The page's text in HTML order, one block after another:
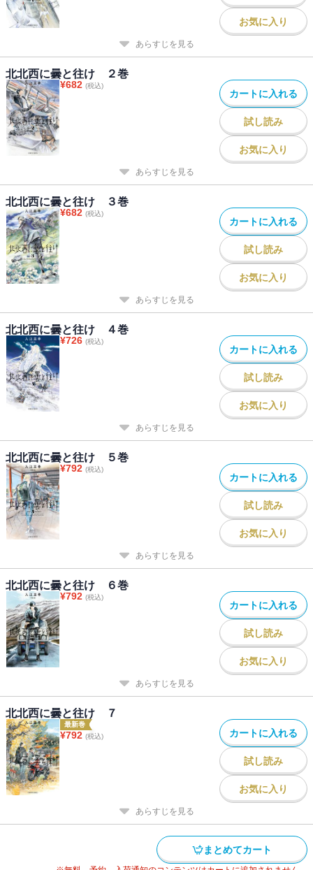
お気に入り
あらすじを見る
北北西に曇と往け ２巻
¥682 (税込)
カートに入れる
試し読み
お気に入り
あらすじを見る
北北西に曇と往け ３巻
¥682 (税込)
カートに入れる
試し読み
お気に入り
あらすじを見る
北北西に曇と往け ４巻
¥726 (税込)
カートに入れる
試し読み
お気に入り
あらすじを見る
北北西に曇と往け ５巻
¥792 (税込)
カートに入れる
試し読み
お気に入り
あらすじを見る
北北西に曇と往け ６巻
¥792 (税込)
カートに入れる
試し読み
お気に入り
あらすじを見る
北北西に曇と往け ７
最新巻
¥792 (税込) カートに入れる
試し読み
お気に入り
あらすじを見る
まとめてカート